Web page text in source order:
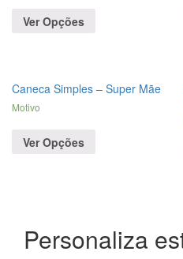
Ver Opções
Caneca Simples – Super Mãe
Motivo
Ver Opções
Personaliza